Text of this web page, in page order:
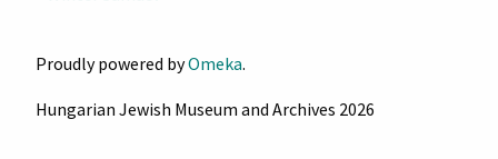
Proudly powered byOmeka.
Hungarian Jewish Museum and Archives 2026